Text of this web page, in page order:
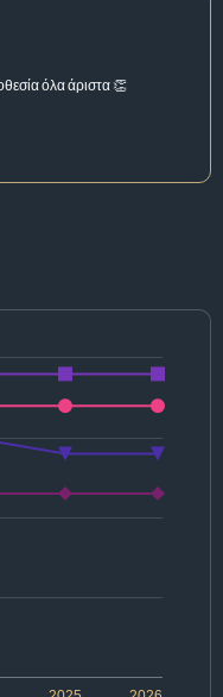
όλα άριστα 👏